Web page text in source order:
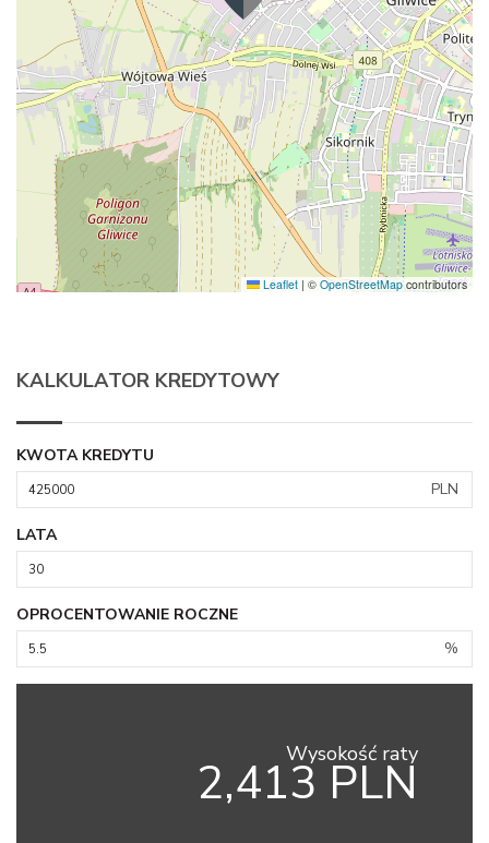
Leaflet | © OpenStreetMapcontributors
KALKULATOR KREDYTOWY
KWOTA KREDYTU
PLN
LATA
OPROCENTOWANIE ROCZNE
%
Wysokość raty
2,413 PLN